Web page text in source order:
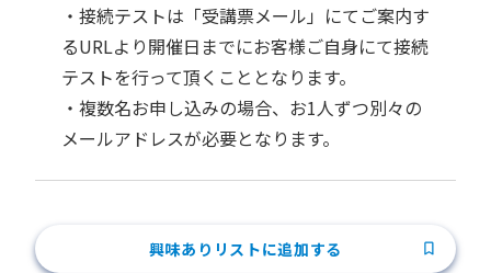
・接続テストは「受講票メール」にてご案内す
るURLより開催日までにお客様ご自身にて接続
テストを行って頂くこととなります。
・複数名お申し込みの場合、お1人ずつ別々の
メールアドレスが必要となります。
興味ありリストに追加する